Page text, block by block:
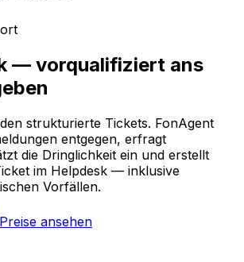
— vorqualifiziert ans
strukturierte Tickets. FonAgent
entgegen, erfragt
die Dringlichkeit ein und erstellt
im Helpdesk — inklusive
Vorfällen.
Preise ansehen